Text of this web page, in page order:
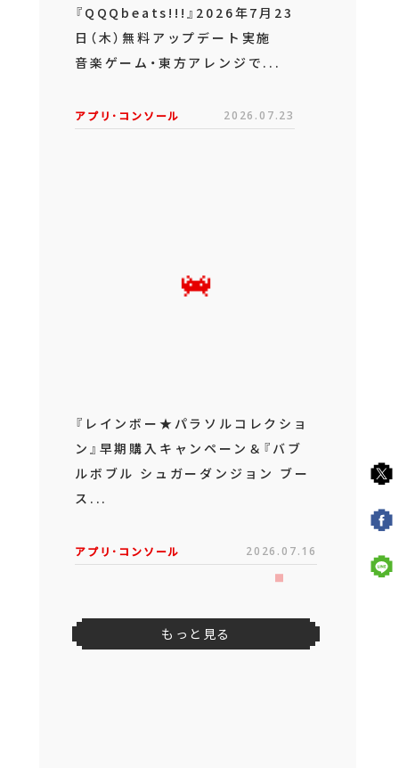
『QQQbeats!!!』2026年7月23
日（木）無料アップデート実施
音楽ゲーム・東方アレンジで...
アプリ･コンソール 2026.07.23
『レインボー★パラソルコレクショ
ン』早期購入キャンペーン＆『バブ
ルボブル シュガーダンジョン ブー
ス...
アプリ･コンソール 2026.07.16
もっと見る